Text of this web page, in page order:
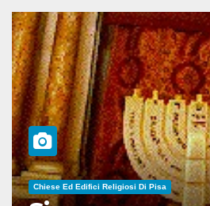
Chiese Ed Edifici Religiosi Di Pisa